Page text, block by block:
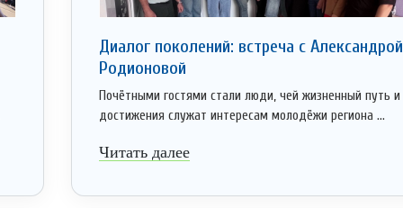
Диалог поколений: встреча с Александрой
Родионовой
Почётными гостями стали люди, чей жизненный путь и
достижения служат интересам молодёжи региона ...
Читать далее